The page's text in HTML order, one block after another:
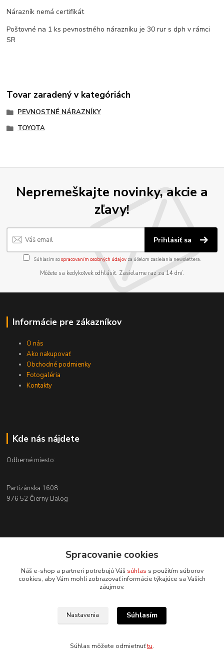
Nárazník nemá certifikát
Poštovné na 1 ks pevnostného nárazníku je 30 rur s dph v rámci
SR
Tovar zaradený v kategóriách
PEVNOSTNÉ NÁRAZNÍKY
TOYOTA
Nepremeškajte novinky, akcie a
zľavy!
Prihlásiť sa
Súhlasím sospracovaním osobných údajov za účelom zasielania newslettera.
Môžete sa kedykoľvek odhlásiť. Zasielame raz za 14 dní.
Informácie pre zákazníkov
O nás
Ako nakupovať
Obchodné podmienky
Fotogaléria
Kontakty
Kde nás nájdete
Odberné miesto:
Partizánska 1608
976 52 Čierny Balog
+421 915 526 286
(Po-Pia, 8-17 hod.)
Spracovanie cookies
Náš e-shop a partneri potrebujú Váš súhlas s použitím súborov
cookies, aby Vám mohli zobrazovať informácie týkajúce sa Vašich
záujmov.
Nastavenia Súhlasím
Súhlas môžete odmietnuťtu.